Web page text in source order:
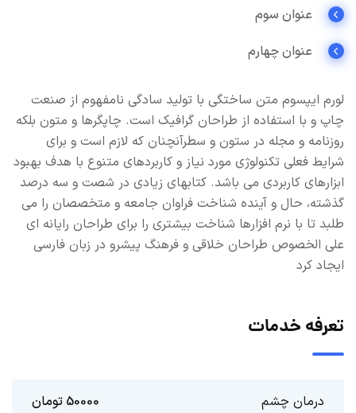
عنوان سوم
عنوان چهارم
لورم ایپسوم متن ساختگی با تولید سادگی نامفهوم از صنعت
چاپ و با استفاده از طراحان گرافیک است. چاپگرها و متون بلکه
روزنامه و مجله در ستون و سطرآنچنان که لازم است و برای
شرایط فعلی تکنولوژی مورد نیاز و کاربردهای متنوع با هدف بهبود
ابزارهای کاربردی می باشد. کتابهای زیادی در شصت و سه درصد
گذشته، حال و آینده شناخت فراوان جامعه و متخصصان را می
طلبد تا با نرم افزارها شناخت بیشتری را برای طراحان رایانه ای
علی الخصوص طراحان خلاقی و فرهنگ پیشرو در زبان فارسی
ایجاد کرد
تعرفه خدمات
درمان چشم 50000 تومان